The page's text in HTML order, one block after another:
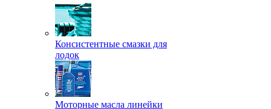
Консистентные смазки для
лодок
Моторные масла линейки